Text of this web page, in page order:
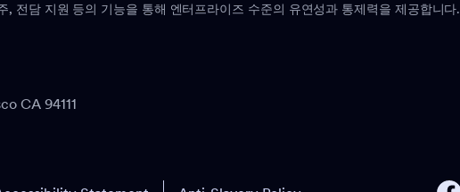
전담 지원 등의 기능을 통해 엔터프라이즈 수준의 유연성과 통제력을 제공합니다.
CA 94111